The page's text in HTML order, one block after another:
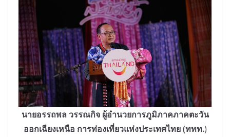
นายอรรถพล วรรณกิจ ผู้อำนวยการภูมิภาคภาคตะวัน
ออกเฉียงเหนือ การท่องเที่ยวแห่งประเทศไทย (ททท.)